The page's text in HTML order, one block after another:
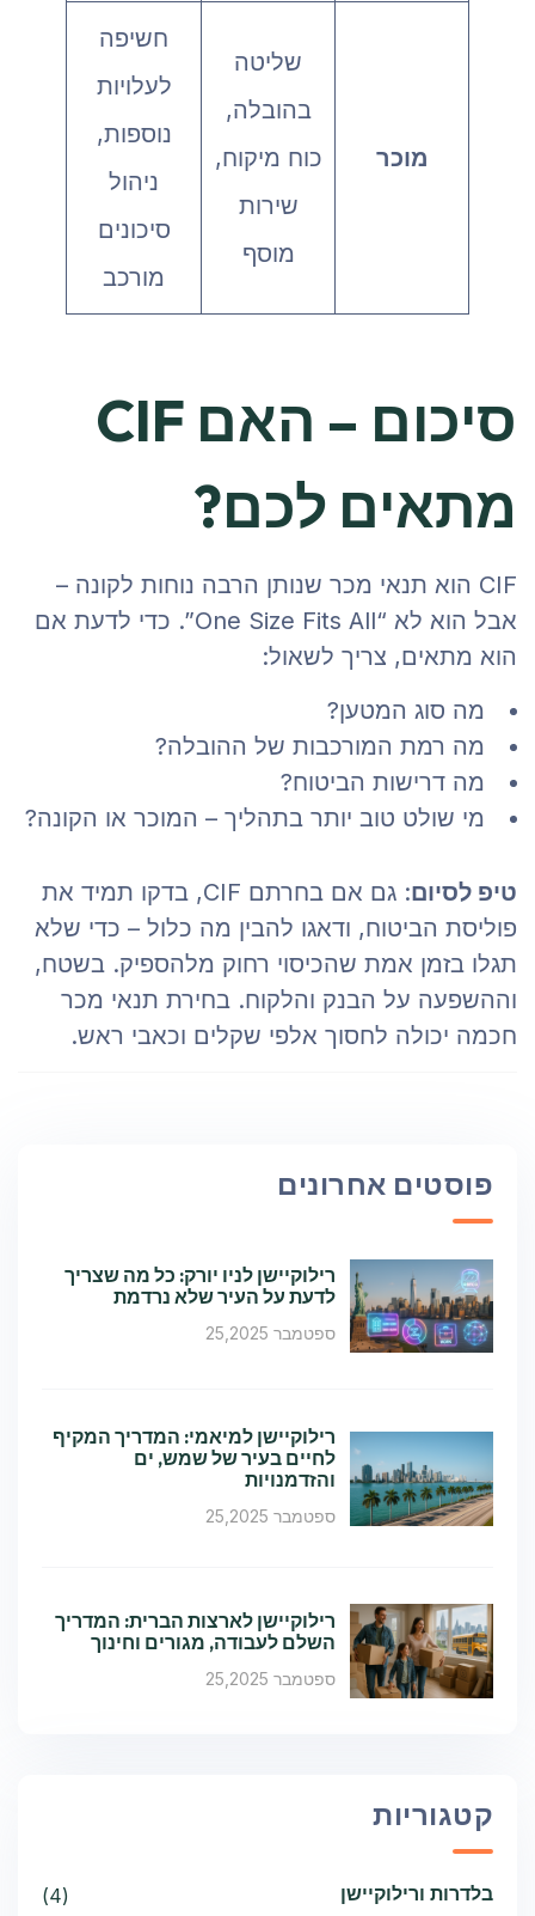
מוכר
שליטה
בהובלה,
כוח מיקוח,
שירות
מוסף
חשיפה
לעלויות
נוספות,
ניהול
סיכונים
מורכב
סיכום – האם CIF
מתאים לכם?
CIF הוא תנאי מכר שנותן הרבה נוחות לקונה –
אבל הוא לא “One Size Fits All”. כדי לדעת אם
הוא מתאים, צריך לשאול:
מה סוג המטען?
מה רמת המורכבות של ההובלה?
מה דרישות הביטוח?
מי שולט טוב יותר בתהליך – המוכר או הקונה?
טיפ לסיום
: גם אם בחרתם CIF, בדקו תמיד את
פוליסת הביטוח, ודאגו להבין מה כלול – כדי שלא
תגלו בזמן אמת שהכיסוי רחוק מלהספיק. בשטח,
וההשפעה על הבנק והלקוח. בחירת תנאי מכר
חכמה יכולה לחסוך אלפי שקלים וכאבי ראש.
פוסטים אחרונים
רילוקיישן לניו יורק: כל מה שצריך
לדעת על העיר שלא נרדמת
ספטמבר 25,2025
רילוקיישן למיאמי: המדריך המקיף
לחיים בעיר של שמש, ים
והזדמנויות
ספטמבר 25,2025
רילוקיישן לארצות הברית: המדריך
השלם לעבודה, מגורים וחינוך
ספטמבר 25,2025
קטגוריות
בלדרות ורילוקיישן